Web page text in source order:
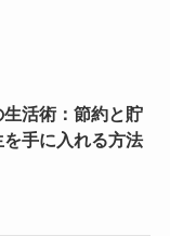
生活術：節約と貯
手に入れる方法